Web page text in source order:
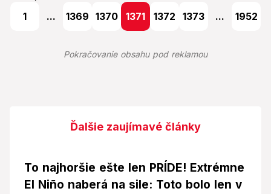
1 ... 1369 1370 1371 1372 1373 ... 1952
Pokračovanie obsahu pod reklamou
Ďalšie zaujímavé články
To najhoršie ešte len PRÍDE! Extrémne
El Niño naberá na sile: Toto bolo len v